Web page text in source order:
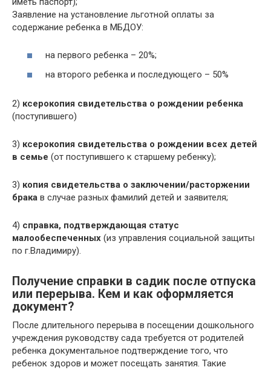
Заявление на установление льготной оплаты за
содержание ребенка в МБДОУ:
на первого ребенка – 20%;
на второго ребенка и последующего – 50%
2) ксерокопия свидетельства о рождении ребенка
(поступившего)
3) ксерокопия свидетельства о рождении всех детей
в семье (от поступившего к старшему ребенку);
3) копия свидетельства о заключении/расторжении
брака в случае разных фамилий детей и заявителя;
4) справка, подтверждающая статус
малообеспеченных (из управления социальной защиты
по г.Владимиру).
Получение справки в садик после отпуска
или перерыва. Кем и как оформляется
документ?
После длительного перерыва в посещении дошкольного
учреждения руководству сада требуется от родителей
ребенка документальное подтверждение того, что
ребенок здоров и может посещать занятия. Такие